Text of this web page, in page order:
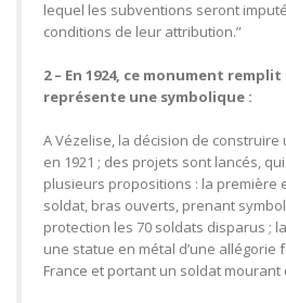
lequel les subventions seront
conditions de leur attribution.”
2 – En 1924, ce monument
représente une symbolique :
A Vézelise, la décision de
en 1921 ; des projets sont lancés,
plusieurs propositions : la première
soldat, bras ouverts, prenant
protection les 70 soldats disparus ;
une statue en métal d’une allégorie
France et portant un soldat mourant